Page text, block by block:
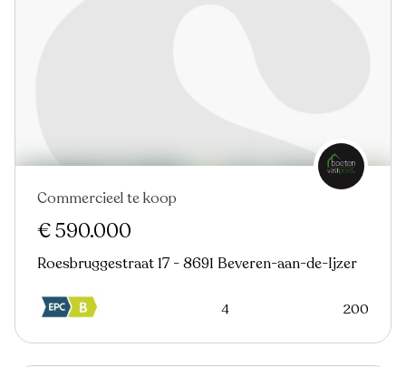
Commercieel te koop
€ 590.000
Roesbruggestraat 17 - 8691 Beveren-aan-de-Ijzer
4 200